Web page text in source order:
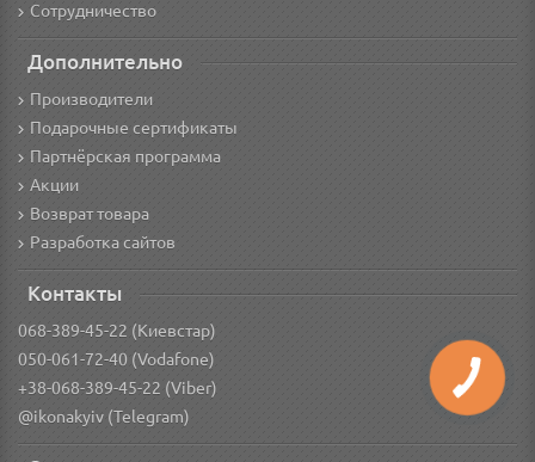
Сотрудничество
Дополнительно
Производители
Подарочные сертификаты
Партнёрская программа
Акции
Возврат товара
Разработка сайтов
Контакты
068-389-45-22 (Киевстар)
050-061-72-40 (Vodafone)
+38-068-389-45-22 (Viber)
@ikonakyiv (Telegram)